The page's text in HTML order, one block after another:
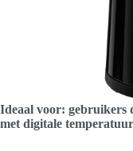
Ideaal voor: gebruikers
met digitale